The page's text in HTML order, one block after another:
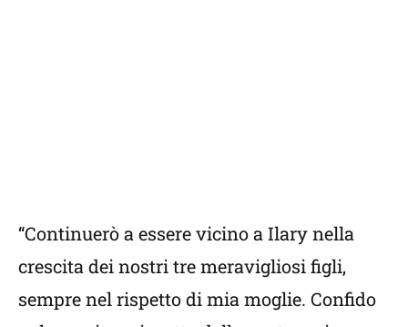
“Continuerò a essere vicino a Ilary nella
crescita dei nostri tre meravigliosi figli,
sempre nel rispetto di mia moglie. Confido